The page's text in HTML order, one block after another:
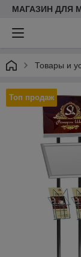
МАГАЗИН ДЛЯ
Товары и
Топ продаж